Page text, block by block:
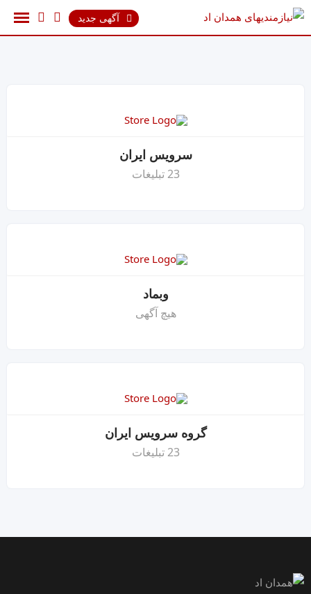
پرش
آگهی جدید
سرویس ایران
23 تبلیغات
وبماد
هیچ آگهی
گروه سرویس ایران
23 تبلیغات